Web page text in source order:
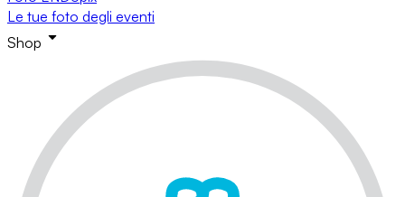
Le tue foto degli eventi
Shop